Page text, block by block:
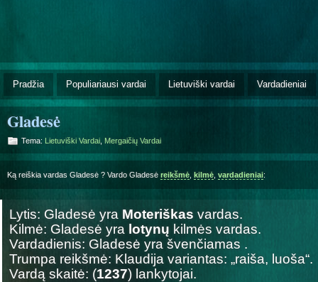
Pradžia Populiariausi vardai Lietuviški vardai Vardadieniai
Gladesė
Tema: Lietuviški Vardai Mergaičių Vardai
Ką reiškia vardas Gladesė ? Vardo Gladesė reikšmė kilmė vardadieniai:
Lytis: Gladesė yra Moteriškas vardas.
Kilmė: Gladesė yra lotynų kilmės vardas.
Vardadienis: Gladesė yra švenčiamas .
Trumpa reikšmė: Klaudija variantas: „raiša, luoša“.
Vardą skaitė: (1237) lankytojai.